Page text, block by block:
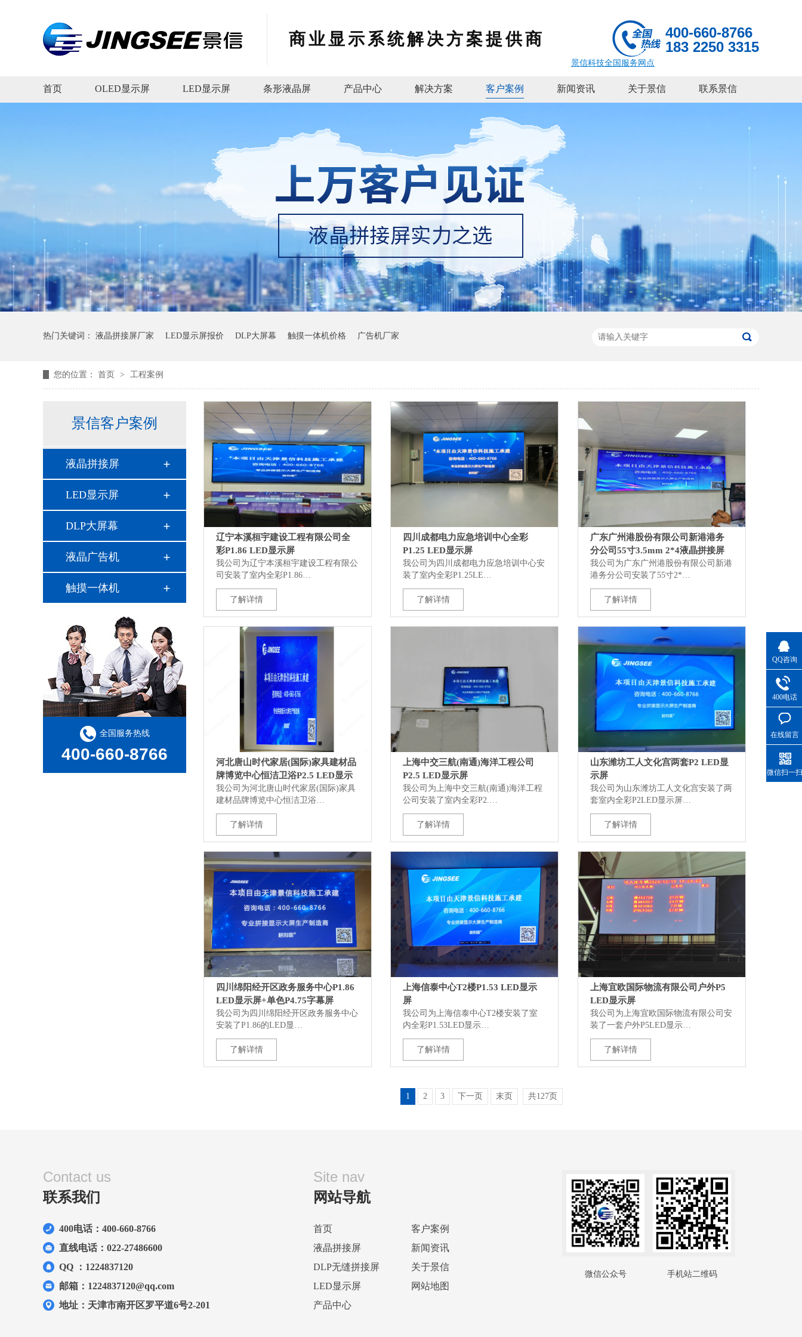
商业显示系统解决方案提供商
400-660-8766
183 2250 3315
景信科技全国服务网点
首页 OLED显示屏 LED显示屏 条形液晶屏 产品中心 解决方案 客户案例 新闻资讯 关于景信 联系景信
热门关键词： 液晶拼接屏厂家 LED显示屏报价 DLP大屏幕 触摸一体机价格 广告机厂家
您的位置： 首页 > 工程案例
景信客户案例
液晶拼接屏
LED显示屏
DLP大屏幕
液晶广告机
触摸一体机
全国服务热线
400-660-8766
辽宁本溪桓宇建设工程有限公司全
彩P1.86 LED显示屏
我公司为辽宁本溪桓宇建设工程有限公
司安装了室内全彩P1.86…
了解详情
四川成都电力应急培训中心全彩
P1.25 LED显示屏
我公司为四川成都电力应急培训中心安
装了室内全彩P1.25LE…
了解详情
广东广州港股份有限公司新港港务
分公司55寸3.5mm 2*4液晶拼接屏
我公司为广东广州港股份有限公司新港
港务分公司安装了55寸2*…
了解详情
河北唐山时代家居(国际)家具建材品
牌博览中心恒洁卫浴P2.5 LED显示
屏
我公司为河北唐山时代家居(国际)家具
建材品牌博览中心恒洁卫浴…
了解详情
上海中交三航(南通)海洋工程公司
P2.5 LED显示屏
我公司为上海中交三航(南通)海洋工程
公司安装了室内全彩P2.…
了解详情
山东潍坊工人文化宫两套P2 LED显
示屏
我公司为山东潍坊工人文化宫安装了两
套室内全彩P2LED显示屏…
了解详情
四川绵阳经开区政务服务中心P1.86
LED显示屏+单色P4.75字幕屏
我公司为四川绵阳经开区政务服务中心
安装了P1.86的LED显…
了解详情
上海信泰中心T2楼P1.53 LED显示
屏
我公司为上海信泰中心T2楼安装了室
内全彩P1.53LED显示…
了解详情
上海宜欧国际物流有限公司户外P5
LED显示屏
我公司为上海宜欧国际物流有限公司安
装了一套户外P5LED显示…
了解详情
1 2 3 下一页 末页 共127页
Contact us
联系我们
400电话：400-660-8766
直线电话：022-27486600
QQ ：1224837120
邮箱：1224837120@qq.com
地址：天津市南开区罗平道6号2-201
Site nav
网站导航
首页
客户案例
液晶拼接屏
新闻资讯
DLP无缝拼接屏
关于景信
LED显示屏
网站地图
产品中心
微信公众号 手机站二维码
QQ咨询
400电话
在线留言
微信扫一扫